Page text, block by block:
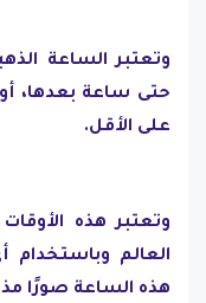
وتعتبر الساعة
حتى ساعة بعدها،
على الأقل.
وتعتبر هذه
العالم وباستخدام
هذه الساعة صورًا